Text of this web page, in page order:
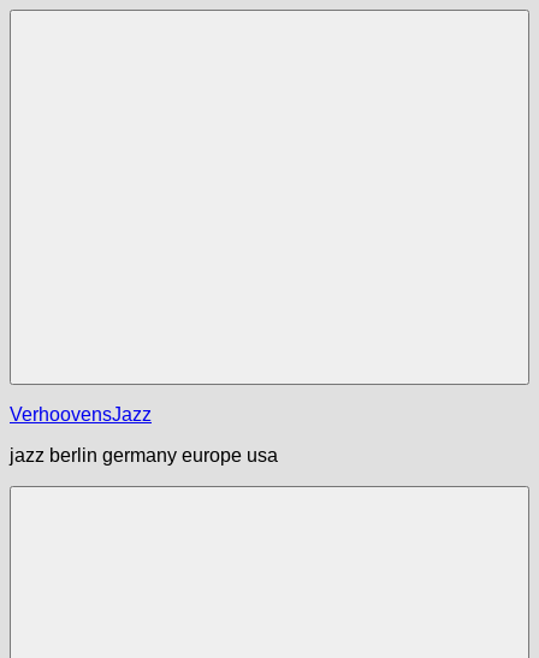
Zum
VerhoovensJazz
jazz berlin germany europe usa